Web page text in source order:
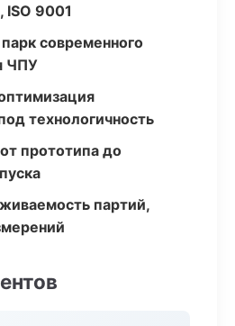
ISO 9001
современного
ЧПУ
технологичность
прототипа до
партий,